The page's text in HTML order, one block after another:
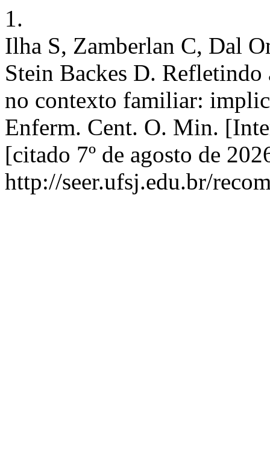
1.
Ilha S, Zamberlan C, Dal
Stein Backes D. Refletindo
no contexto familiar:
Enferm. Cent. O. Min.
[citado 7º de agosto de
http://seer.ufsj.edu.br/